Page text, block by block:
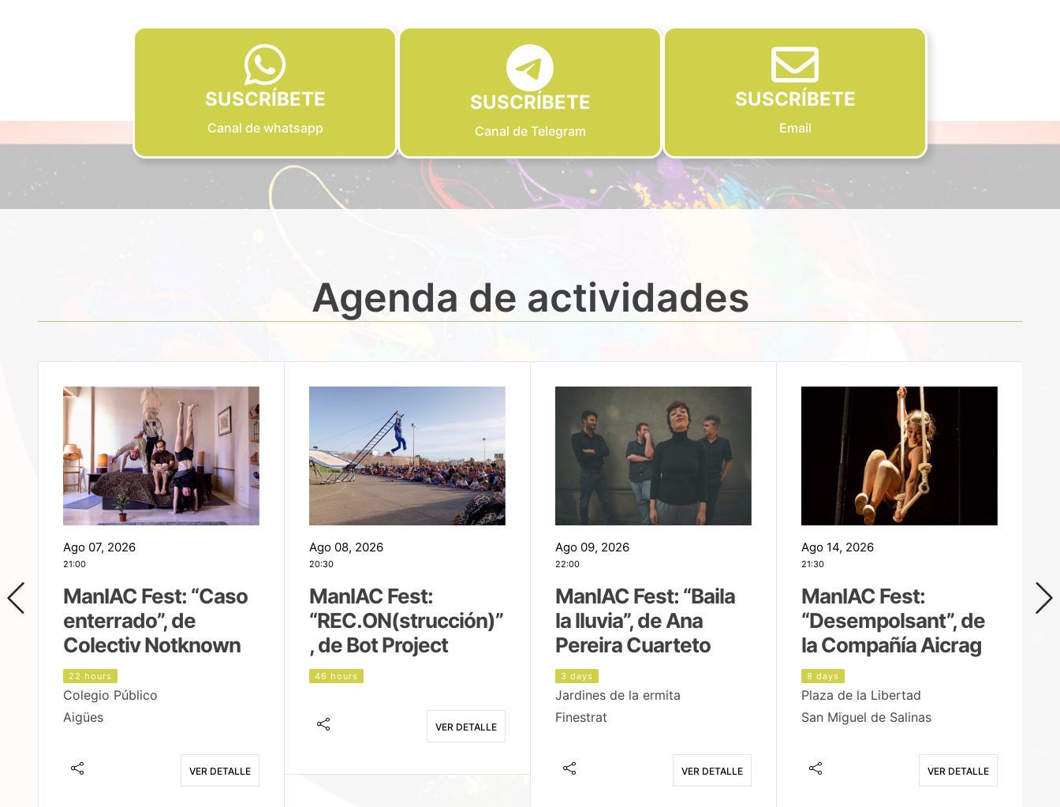
SUSCRÍBETE
Canal de whatsapp
SUSCRÍBETE
Canal de Telegram
SUSCRÍBETE
Email
Agenda de actividades
Ago 07, 2026
21:00
ManIAC Fest: “Caso
enterrado”, de
Colectiv Notknown
22 hours
Colegio Público
Aigües
VER DETALLE
Ago 08, 2026
20:30
ManIAC Fest:
“REC.ON(strucción)”
, de Bot Project
46 hours
VER DETALLE
Ago 09, 2026
22:00
ManIAC Fest: “Baila
la lluvia”, de Ana
Pereira Cuarteto
3 days
Jardines de la ermita
Finestrat
VER DETALLE
Ago 14, 2026
21:30
ManIAC Fest:
“Desempolsant”, de
la Compañía Aicrag
8 days
Plaza de la Libertad
San Miguel de Salinas
VER DETALLE